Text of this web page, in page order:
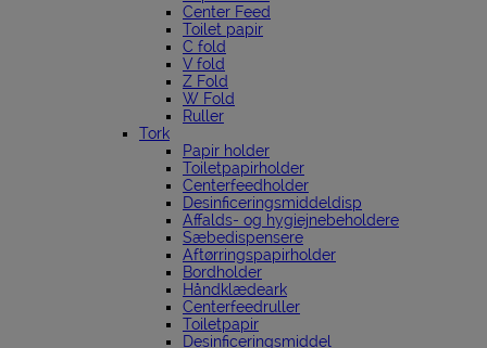
Center Feed
Toilet papir
C fold
V fold
Z Fold
W Fold
Ruller
Tork
Papir holder
Toiletpapirholder
Centerfeedholder
Desinficeringsmiddeldisp
Affalds- og hygiejnebeholdere
Sæbedispensere
Aftørringspapirholder
Bordholder
Håndklædeark
Centerfeedruller
Toiletpapir
Desinficeringsmiddel